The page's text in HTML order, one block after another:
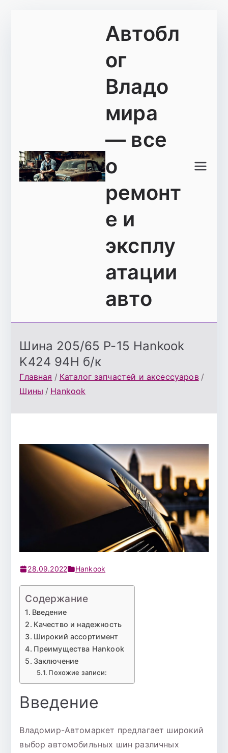
Автобл
ог
Владо
мира
— все
о
ремонт
е и
эксплу
атации
авто
Шина 205/65 Р-15 Hankook
K424 94H б/к
Главная
Каталог запчастей и аксессуаров
Шины
Hankook
28.09.2022 Hankook
Содержание
Введение
Качество и надежность
Широкий ассортимент
Преимущества Hankook
Заключение
Похожие записи:
Введение
Владомир-Автомаркет предлагает широкий
выбор автомобильных шин различных